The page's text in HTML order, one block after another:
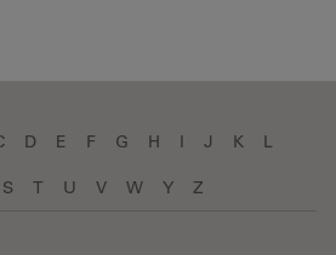
D E F G H I J K L
S T U V W Y Z